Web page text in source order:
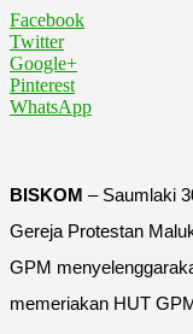
Facebook
Twitter
Google+
Pinterest
WhatsApp
BISKOM – Saumlaki
Gereja Protestan
GPM
memeriakan HUT